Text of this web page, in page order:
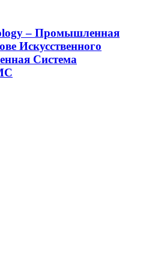
– Промышленная
Искусственного
Cистема